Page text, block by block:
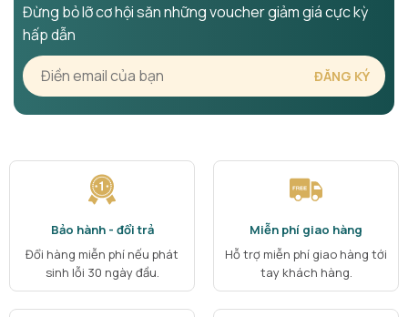
Đừng bỏ lỡ cơ hội săn những voucher giảm giá cực kỳ
hấp dẫn
Bảo hành - đổi trả
Đổi hàng miễn phí nếu phát
sinh lỗi 30 ngày đầu.
Miễn phí giao hàng
Hỗ trợ miễn phí giao hàng tới
tay khách hàng.